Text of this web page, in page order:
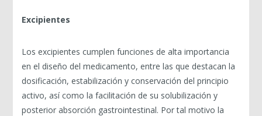
Excipientes
Los excipientes cumplen funciones de alta importancia
en el diseño del medicamento, entre las que destacan la
dosificación, estabilización y conservación del principio
activo, así como la facilitación de su solubilización y
posterior absorción gastrointestinal. Por tal motivo la